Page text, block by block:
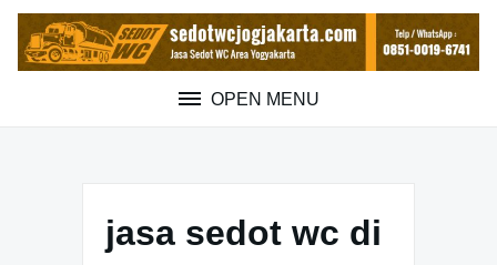
Skip
content
OPEN MENU
jasa sedot wc di